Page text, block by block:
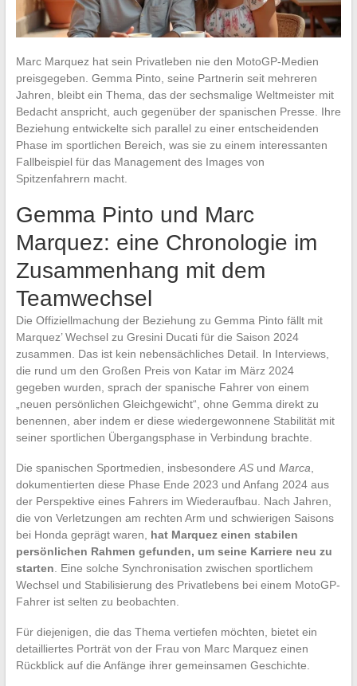
Marc Marquez hat sein Privatleben nie den MotoGP-Medien
preisgegeben. Gemma Pinto, seine Partnerin seit mehreren
Jahren, bleibt ein Thema, das der sechsmalige Weltmeister mit
Bedacht anspricht, auch gegenüber der spanischen Presse. Ihre
Beziehung entwickelte sich parallel zu einer entscheidenden
Phase im sportlichen Bereich, was sie zu einem interessanten
Fallbeispiel für das Management des Images von
Spitzenfahrern macht.
Gemma Pinto und Marc
Marquez: eine Chronologie im
Zusammenhang mit dem
Teamwechsel
Die Offiziellmachung der Beziehung zu Gemma Pinto fällt mit
Marquez’ Wechsel zu Gresini Ducati für die Saison 2024
zusammen. Das ist kein nebensächliches Detail. In Interviews,
die rund um den Großen Preis von Katar im März 2024
gegeben wurden, sprach der spanische Fahrer von einem
„neuen persönlichen Gleichgewicht“, ohne Gemma direkt zu
benennen, aber indem er diese wiedergewonnene Stabilität mit
seiner sportlichen Übergangsphase in Verbindung brachte.
Die spanischen Sportmedien, insbesondere ASund Marca
dokumentierten diese Phase Ende 2023 und Anfang 2024 aus
der Perspektive eines Fahrers im Wiederaufbau. Nach Jahren,
die von Verletzungen am rechten Arm und schwierigen Saisons
bei Honda geprägt waren, hat Marquez einen stabilen
persönlichen Rahmen gefunden, um seine Karriere neu zu
starten . Eine solche Synchronisation zwischen sportlichem
Wechsel und Stabilisierung des Privatlebens bei einem MotoGP-
Fahrer ist selten zu beobachten.
Für diejenigen, die das Thema vertiefen möchten, bietet ein
detailliertes Porträt von der Frau von Marc Marquez einen
Rückblick auf die Anfänge ihrer gemeinsamen Geschichte.